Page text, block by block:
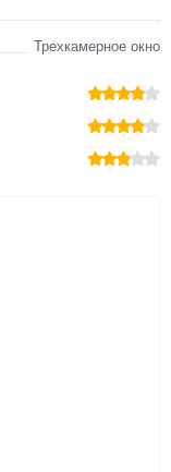
Трехкамерное окно